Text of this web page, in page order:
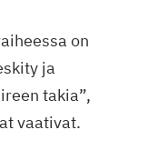
on
ja
takia”,
vaativat.